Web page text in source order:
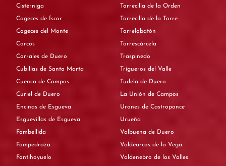
Cistérniga
Cogeces de Íscar
Cogeces del Monte
Corcos
Corrales de Duero
Cubillas de Santa Marta
Cuenca de Campos
Curiel de Duero
Encinas de Esgueva
Esguevillas de Esgueva
Fombellida
Fompedraza
Fontihoyuelo
Torrecilla de la Orden
Torrecilla de la Torre
Torrelobatón
Torrescárcela
Traspinedo
Trigueros del Valle
Tudela de Duero
La Unión de Campos
Urones de Castroponce
Urueña
Valbuena de Duero
Valdearcos de la Vega
Valdenebro de los Valles